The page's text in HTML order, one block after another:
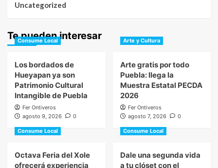
Uncategorized
Te pueden interesar
Consume Local
Los bordados de
Hueyapan ya son
Patrimonio Cultural
Intangible de Puebla
Fer Ontiveros
agosto 9, 2026
0
Arte y Cultura
Arte gratis por todo
Puebla: llega la
Muestra Estatal PECDA
2026
Fer Ontiveros
agosto 7, 2026
0
Consume Local
Octava Feria del Xole
ofrecerá experiencia
Consume Local
Dale una segunda vida
a tu clóset con el